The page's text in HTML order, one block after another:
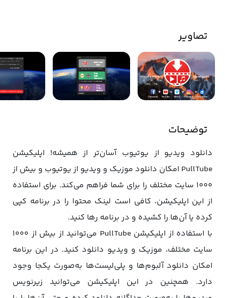
تصاویر
توضیحات
دانلود ویدیو از یوتیوب آسان‌تر از همیشه! اپلیکیشن
PullTube امکان دانلود موزیک و ویدیو از یوتیوب و بیش از
۱۰۰۰ سایت مختلف را برای شما فراهم می‌کند. برای استفاده
از این اپلیکیشن، کافی است لینک محتوا را در برنامه کپی
کرده یا آن‌ها را کشیده و در برنامه رها کنید.
با استفاده از اپلیکیشن PullTube می‌توانید از بیش از ۱۰۰۰
سایت مختلف، موزیک و ویدیو دانلود کنید. در این برنامه
امکان دانلود آلبوم‌ها و پلی‌لیست‌ها به‌صورت یکجا وجود
دارد. همچنین در این اپلیکیشن می‌توانید زیرنویس